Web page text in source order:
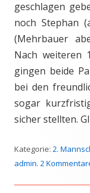
geschlagen
noch Stephan
(Mehrbauer
Nach weiteren
gingen beide
bei den
sogar
sicher stellten.
Kategorie: 2.
admin. 2